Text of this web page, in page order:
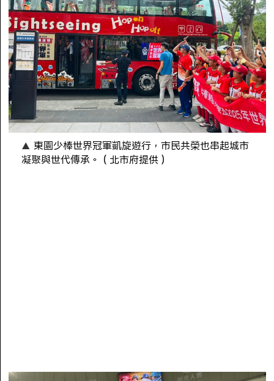
東園少棒世界冠軍凱旋遊行，市民共榮也串起城市
凝聚與世代傳承。（北市府提供）